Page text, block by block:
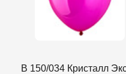
В 150/034 Кристалл